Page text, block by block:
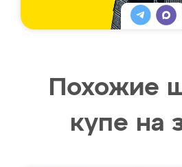
Похожие
купе на